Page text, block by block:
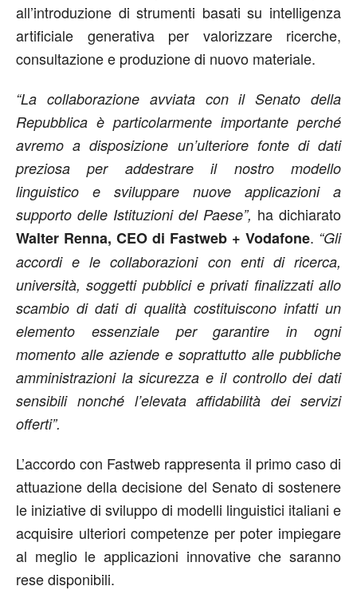
all’introduzione di strumenti basati su intelligenza
artificiale generativa per valorizzare ricerche,
consultazione e produzione di nuovo materiale.
“La collaborazione avviata con il Senato della
Repubblica è particolarmente importante perché
avremo a disposizione un’ulteriore fonte di dati
preziosa per addestrare il nostro modello
linguistico e sviluppare nuove applicazioni a
supporto delle Istituzioni del Paese”, ha dichiarato
Walter Renna, CEO di Fastweb + Vodafone. “Gli
accordi e le collaborazioni con enti di ricerca,
università, soggetti pubblici e privati finalizzati allo
scambio di dati di qualità costituiscono infatti un
elemento essenziale per garantire in ogni
momento alle aziende e soprattutto alle pubbliche
amministrazioni la sicurezza e il controllo dei dati
sensibili nonché l’elevata affidabilità dei servizi
offerti”.
L’accordo con Fastweb rappresenta il primo caso di
attuazione della decisione del Senato di sostenere
le iniziative di sviluppo di modelli linguistici italiani e
acquisire ulteriori competenze per poter impiegare
al meglio le applicazioni innovative che saranno
rese disponibili.